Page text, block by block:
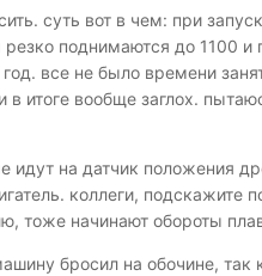
суть вот в чем: при
поднимаются до 1100
все не было времени
итоге вообще заглох.
на датчик положения
коллеги, подскажите
тоже начинают обороты
бросил на обочине,